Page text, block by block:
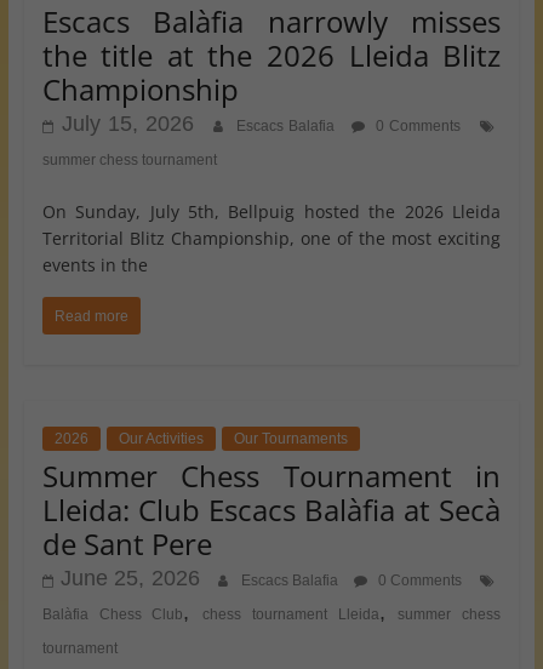
Escacs Balàfia narrowly misses
the title at the 2026 Lleida Blitz
Championship
July 15, 2026 Escacs Balafia
0 Comments
summer chess tournament
On Sunday, July 5th, Bellpuig hosted the 2026 Lleida
Territorial Blitz Championship, one of the most exciting
events in the
Read more
2026 Our Activities Our Tournaments
Summer Chess Tournament in
Lleida: Club Escacs Balàfia at Secà
de Sant Pere
June 25, 2026 Escacs Balafia
0 Comments
Balàfia Chess Club, chess tournament Lleida,
summer chess
tournament